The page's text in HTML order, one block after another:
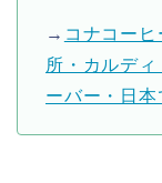
→ コナコー
所・カルデ
ーバー・日